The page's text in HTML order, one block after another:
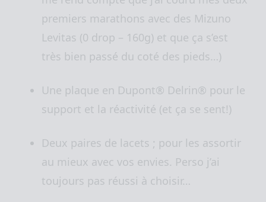
premiers marathons avec des Mizuno
Levitas (0 drop – 160g) et que ça s’est
très bien passé du coté des pieds…)
Une plaque en Dupont® Delrin® pour le
support et la réactivité (et ça se sent!)
Deux paires de lacets ; pour les assortir
au mieux avec vos envies. Perso j’ai
toujours pas réussi à choisir…